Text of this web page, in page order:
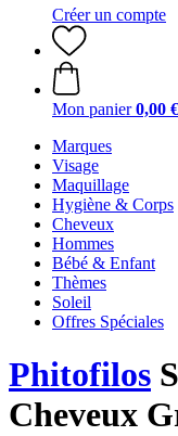
Créer un compte
Mon panier 0,00 €
Marques
Visage
Maquillage
Hygiène & Corps
Cheveux
Hommes
Bébé & Enfant
Thèmes
Soleil
Offres Spéciales
Phitofilos
Cheveux